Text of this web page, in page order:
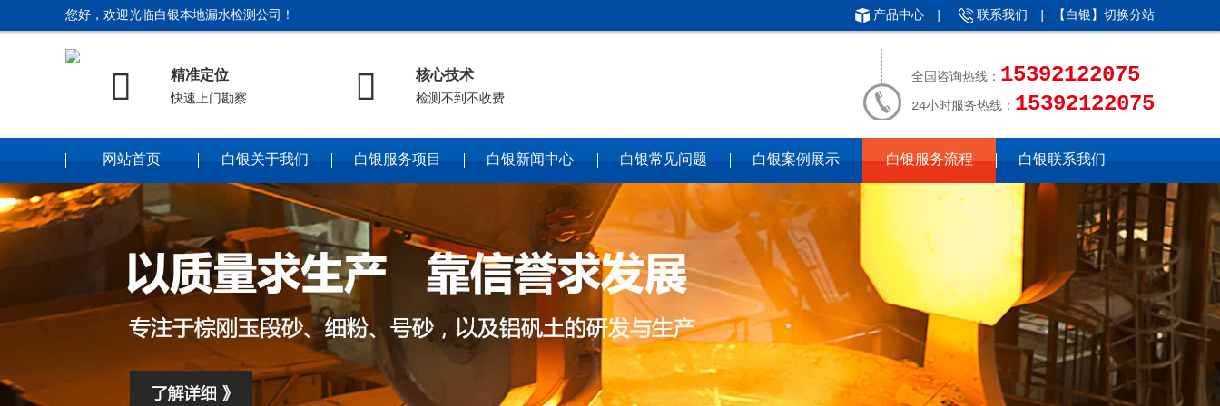
您好，欢迎光临白银本地漏水检测公司！ 产品中心 联系我们 | 【白银】 切换分站
 精准定位
快速上门勘察  核心技术
检测不到不收费
全国咨询热线： 15392122075
24小时服务热线： 15392122075
网站首页 白银关于我们 白银服务项目 白银新闻中心 白银常见问题 白银案例展示 白银服务流程 白银联系我们